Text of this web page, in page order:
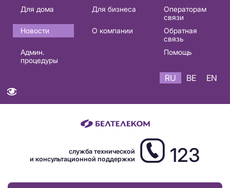
Основная
навигация
RU
Для дома Для бизнеса
Операторам
связи
Новости
О компании
Обратная
связь
Админ.
процедуры
Помощь
RU BE EN
служба технической
и консультационной поддержки
123